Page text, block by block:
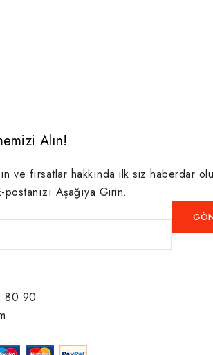
Alın!
ve fırsatlar hakkında ilk siz haberdar
Aşağıya Girin.
80 90